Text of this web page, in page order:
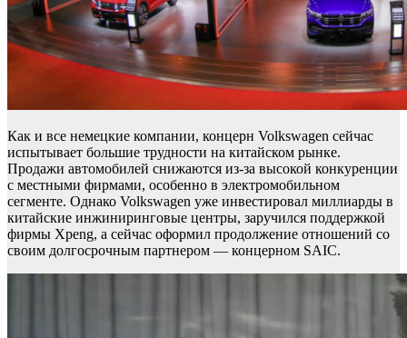
Как и все немецкие компании, концерн Volkswagen сейчас
испытывает большие трудности на китайском рынке.
Продажи автомобилей снижаются из-за высокой конкуренции
с местными фирмами, особенно в электромобильном
сегменте. Однако Volkswagen уже инвестировал миллиарды в
китайские инжиниринговые центры, заручился поддержкой
фирмы Xpeng, а сейчас оформил продолжение отношений со
своим долгосрочным партнером — концерном SAIC.